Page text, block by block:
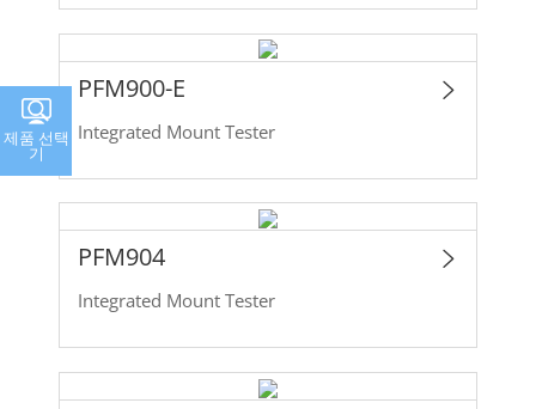
PFM900-E
Integrated Mount Tester
PFM904
Integrated Mount Tester
제품 선택
기